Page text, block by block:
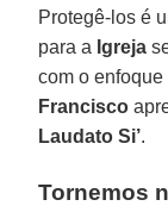
Protegê-los é
para a Igreja
com o
Francisco
Laudato Si’.
Tornemos